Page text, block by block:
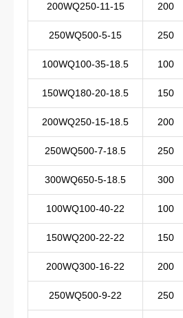
200WQ250-11-15 200
250WQ500-5-15 250
100WQ100-35-18.5 100
150WQ180-20-18.5 150
200WQ250-15-18.5 200
250WQ500-7-18.5 250
300WQ650-5-18.5 300
100WQ100-40-22 100
150WQ200-22-22 150
200WQ300-16-22 200
250WQ500-9-22 250